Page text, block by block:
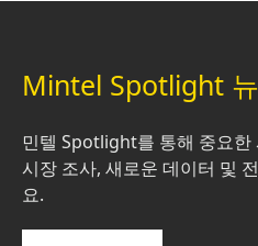
Mintel Spotlight
민텔 Spotlight를 통해 중요한
시장 조사, 새로운 데이터 및
요.